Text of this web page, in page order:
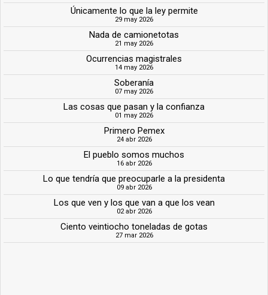
Únicamente lo que la ley permite
29 may 2026
Nada de camionetotas
21 may 2026
Ocurrencias magistrales
14 may 2026
Soberanía
07 may 2026
Las cosas que pasan y la confianza
01 may 2026
Primero Pemex
24 abr 2026
El pueblo somos muchos
16 abr 2026
Lo que tendría que preocuparle a la presidenta
09 abr 2026
Los que ven y los que van a que los vean
02 abr 2026
Ciento veintiocho toneladas de gotas
27 mar 2026